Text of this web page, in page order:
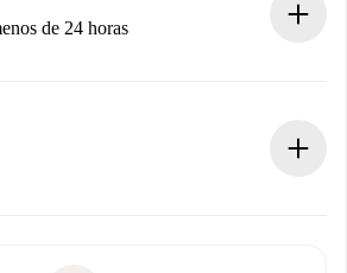
de 24 horas
cobraremos nada e ofereceremos